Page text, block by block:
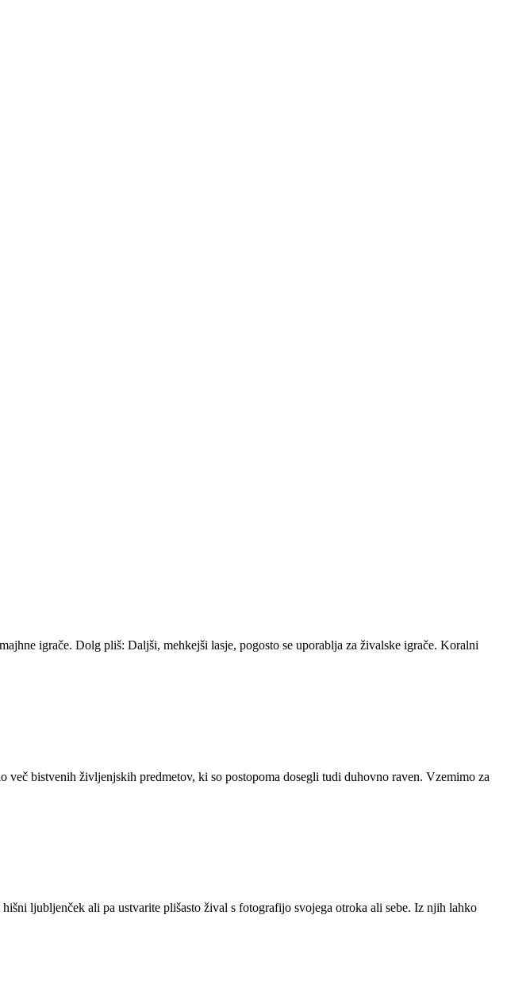
igrače. Dolg pliš: Daljši, mehkejši lasje, pogosto se uporablja za živalske igrače. Koralni
bistvenih življenjskih predmetov, ki so postopoma dosegli tudi duhovno raven. Vzemimo za
ljubljenček ali pa ustvarite plišasto žival s fotografijo svojega otroka ali sebe. Iz njih lahko